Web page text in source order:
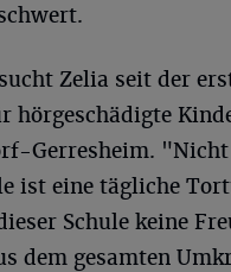
Zelia seit der
hörgeschädigte
Gerresheim. "Nicht
ist eine tägliche
Schule keine
dem gesamten